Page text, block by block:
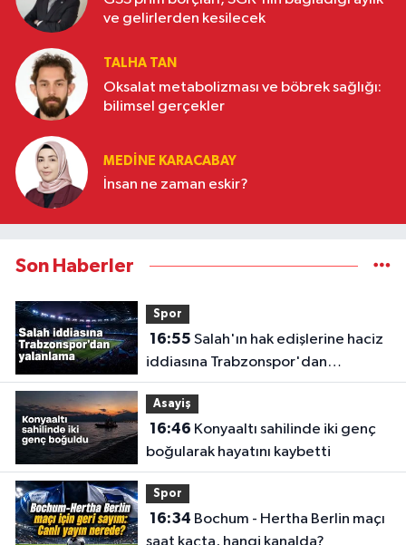
ve gelirlerden kesilecek
TALHA TAN
Oksalat metabolizması ve böbrek sağlığı:
bilimsel gerçekler
MEDINE KARACABAY
İnsan ne zaman eskir?
Son Haberler
Spor
16:55
iddiasına Trabzonspor'dan
yalanlama
Asayiş
16:46
boğularak hayatını kaybetti
Spor
16:34